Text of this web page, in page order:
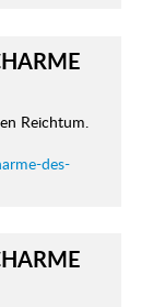
Reichtum.
des-